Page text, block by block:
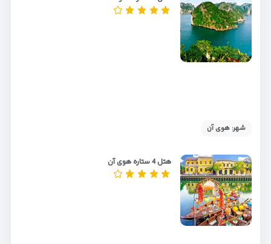
شهر: هوی آن
هتل 4 ستاره هوی آن